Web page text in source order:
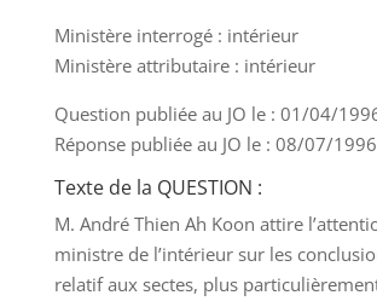
Ministère interrogé : intérieur
Ministère attributaire : intérieur
Question publiée au JO le : 01/04/
Réponse publiée au JO le : 08/07/
Texte de la QUESTION :
M. André Thien Ah Koon attire
ministre de l’intérieur sur les
relatif aux sectes, plus